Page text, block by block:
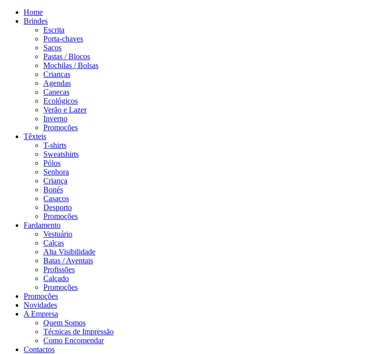
Home
Brindes
Escrita
Porta-chaves
Sacos
Pastas / Blocos
Mochilas / Bolsas
Crianças
Agendas
Canecas
Ecológicos
Verão e Lazer
Inverno
Promoções
Têxteis
T-shirts
Sweatshirts
Pólos
Senhora
Criança
Bonés
Casacos
Desporto
Promoções
Fardamento
Vestuário
Calças
Alta Visibilidade
Batas / Aventais
Profissões
Calçado
Promoções
Promoções
Novidades
A Empresa
Quem Somos
Técnicas de Impressão
Como Encomendar
Contactos